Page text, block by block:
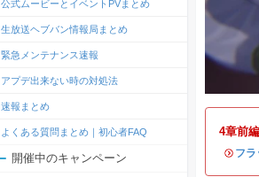
4章前
・ フ
公式ムービーとイベントPVまとめ
生放送ヘブバン情報局まとめ
緊急メンテナンス速報
アプデ出来ない時の対処法
速報まとめ
よくある質問まとめ｜初心者FAQ
開催中のキャンペーン